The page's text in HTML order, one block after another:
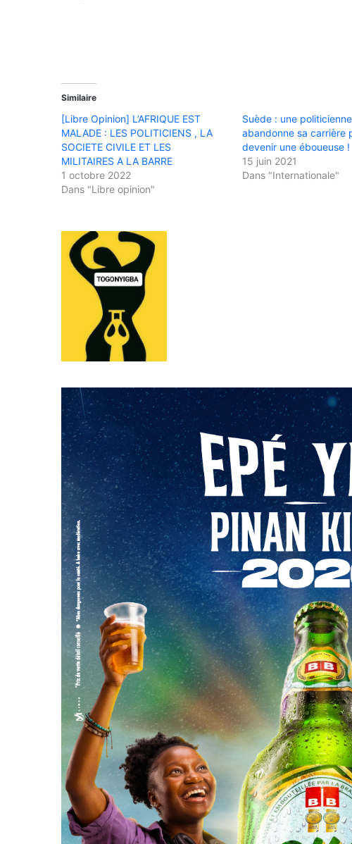
Similaire
[Libre Opinion] L’AFRIQUE EST
MALADE : LES POLITICIENS , LA
SOCIETE CIVILE ET LES
MILITAIRES A LA BARRE
1 octobre 2022
Dans "Libre opinion"
Suède : une politicienne
abandonne sa carrière
devenir une éboueuse !
15 juin 2021
Dans "Internationale"